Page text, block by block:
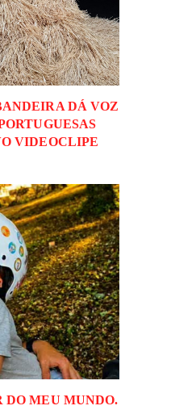
DÁ VOZ
VIDEOCLIPE
DO MEU MUNDO.